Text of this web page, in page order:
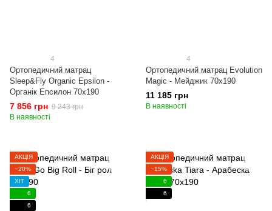
4
Ортопедичний матрац
Sleep&Fly Organic Epsilon -
Органік Епсилон 70x190
7 856 грн 9 243 грн
В наявності
4
Ортопедичний матрац Evolution
Magic - Мейджик 70x190
11 185 грн
В наявності
АКЦІЯ
−20%
ХІТ
6
6
АКЦІЯ
−15%
6
6